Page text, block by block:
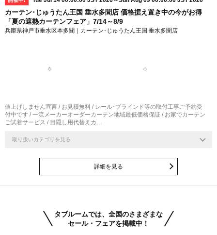
カーテン･じゅうたん王国 垂水多聞店 価格据え置き中の今がお得
「夏の遮熱カーテンフェア」7/14～8/9
兵庫県神戸市垂水区本多聞｜カーテン･じゅうたん王国 垂水多聞店
値上げしません宣言 / お見積無料 / レール･ブラインド等の取付工事ご予約受
付中です / 一流メーカーオーダーカーテン地域最低価格保証 / お家でカーテン
ご試着サービス / 目隠し用代替えカ…
取り扱いカテゴリを見る
詳細を見る
タブルームでは、全国のさまざまな
セール・フェアを掲載中！